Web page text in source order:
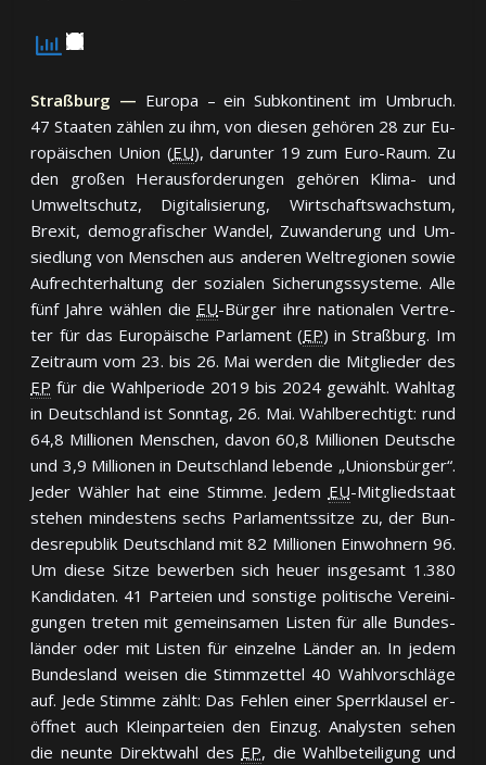
Straßburg — Europa – ein Sub­kon­ti­nent im Um­bruch.
47 Staa­ten zäh­len zu ihm, von die­sen ge­hö­ren 28 zur Eu­
ro­päi­schen Un­ion (EU), da­runter 19 zum Eu­ro-Raum. Zu
den gro­ßen He­raus­for­de­run­gen ge­hö­ren Kli­ma- und
Um­welt­schutz, Di­gi­ta­li­sie­rung, Wirt­schafts­wachs­tum,
Bre­xit, de­mo­gra­fi­scher Wan­del, Zu­wan­de­rung und Um­
sied­lung von Men­schen aus an­de­ren Welt­re­gio­nen so­wie
Auf­recht­er­hal­tung der so­zia­len Si­che­rungs­sys­te­me. Al­le
fünf Jah­re wäh­len die EU-Bür­ger ih­re na­tio­na­len Ver­tre­
ter für das Eu­ro­päi­sche Par­la­ment (EP) in Straß­burg. Im
Zeit­raum vom 23. bis 26. Mai wer­den die Mit­glie­der des
EP für die Wahl­pe­ri­ode 2019 bis 2024 ge­wählt. Wahl­tag
in Deutsch­land ist Sonn­tag, 26. Mai. Wahl­be­rech­tigt: rund
64,8 Mil­lio­nen Men­schen, da­von 60,8 Mil­lio­nen Deut­sche
und 3,9 Mil­lio­nen in Deutsch­land le­ben­de „Un­ions­bür­ger“.
Je­der Wäh­ler hat ei­ne Stim­me. Je­dem EU-Mit­glied­staat
ste­hen min­des­tens sechs Par­la­ments­sit­ze zu, der Bun­
des­re­pu­blik Deutsch­land mit 82 Mil­lio­nen Ein­woh­nern 96.
Um die­se Sit­ze be­wer­ben sich heuer ins­ge­samt 1.380
Kan­di­da­ten. 41 Par­teien und sons­ti­ge po­li­ti­sche Ver­ei­ni­
gun­gen tre­ten mit ge­mein­sa­men Lis­ten für al­le Bun­des­
län­der oder mit Lis­ten für ein­zel­ne Län­der an. In je­dem
Bun­des­land wei­sen die Stimm­zet­tel 40 Wahl­vor­schlä­ge
auf. Je­de Stim­me zählt: Das Feh­len ei­ner Sperr­klau­sel er­
öff­net auch Klein­par­teien den Ein­zug. Ana­lys­ten se­hen
die neun­te Di­rekt­wahl des EP, die Wahl­be­tei­li­gung und